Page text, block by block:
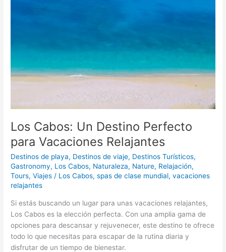
Los Cabos: Un Destino Perfecto
para Vacaciones Relajantes
Destinos de playa, Destinos de viaje, Destinos Turísticos,
Gastronomy, Los Cabos, Naturaleza, Nature, Relajación,
Tours,Viajes / Los Cabos,spas de clase mundial,vacaciones
relajantes
Si estás buscando un lugar para unas vacaciones relajantes,
Los Cabos es la elección perfecta. Con una amplia gama de
opciones para descansar y rejuvenecer, este destino te ofrece
todo lo que necesitas para escapar de la rutina diaria y
disfrutar de un tiempo de bienestar.
Relajantes